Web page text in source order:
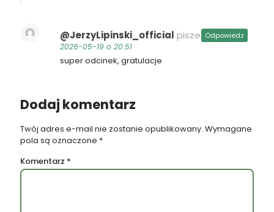
@JerzyLipinski_official pisze:
2026-05-19 o 20:51
super odcinek, gratulacje
Odpowiedz
Dodaj komentarz
Twój adres e-mail nie zostanie opublikowany. Wymagane
pola są oznaczone *
Komentarz *